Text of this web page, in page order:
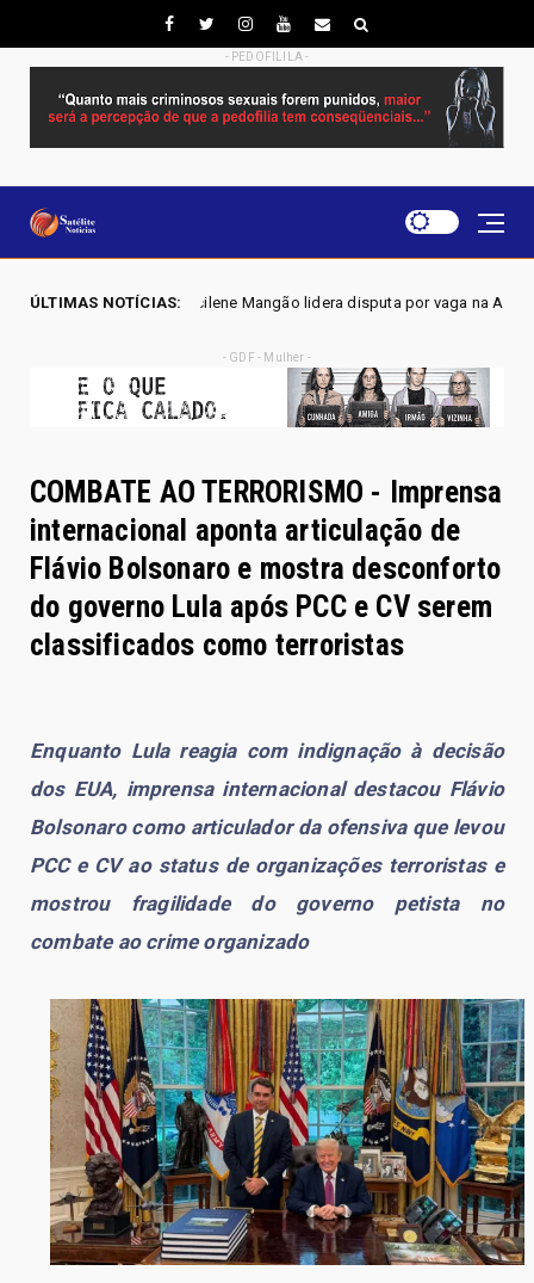
- PEDOFILILA -
ÚLTIMAS NOTÍCIAS:
Mangão lidera disputa por vaga na Alego em Novo Gama, aponta
- GDF - Mulher -
COMBATE AO TERRORISMO - Imprensa
internacional aponta articulação de
Flávio Bolsonaro e mostra desconforto
do governo Lula após PCC e CV serem
classificados como terroristas
Enquanto Lula reagia com indignação à decisão
dos EUA, imprensa internacional destacou Flávio
Bolsonaro como articulador da ofensiva que levou
PCC e CV ao status de organizações terroristas e
mostrou fragilidade do governo petista no
combate ao crime organizado